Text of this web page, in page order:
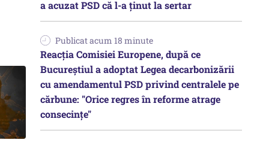
a acuzat PSD că l-a ținut la sertar
Publicat acum 18 minute
Reacția Comisiei Europene, după ce
Bucureștiul a adoptat Legea decarbonizării
cu amendamentul PSD privind centralele pe
cărbune: "Orice regres în reforme atrage
consecințe"